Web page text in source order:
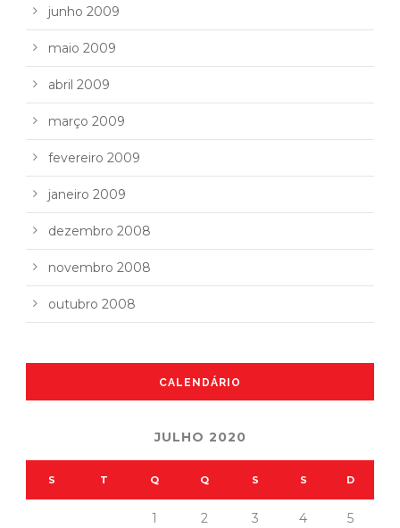
junho 2009
maio 2009
abril 2009
março 2009
fevereiro 2009
janeiro 2009
dezembro 2008
novembro 2008
outubro 2008
CALENDÁRIO
JULHO 2020
S T Q Q S S D
1 2 3 4 5